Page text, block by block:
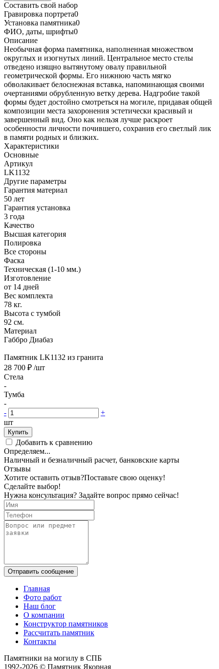
Составить свой набор
Гравировка портрета0
Установка памятника0
ФИО, даты, шрифты0
Описание
Необычная форма памятника, наполненная множеством
округлых и изогнутых линий. Центральное место стелы
отведено изящно вытянутому овалу правильной
геометрической формы. Его нижнюю часть мягко
обволакивает белоснежная вставка, напоминающая своими
очертаниями обрубленную ветку дерева. Надгробие такой
формы будет достойно смотреться на могиле, придавая общей
композиции места захоронения эстетически красивый и
завершенный вид. Оно как нельзя лучше раскроет
особенности личности почившего, сохранив его светлый лик
в памяти родных и близких.
Характеристики
Основные
Артикул
LK1132
Другие параметры
Гарантия материал
50 лет
Гарантия установка
3 года
Качество
Высшая категория
Полировка
Все стороны
Фаска
Техническая (1-10 мм.)
Изготовление
от 14 дней
Вес комплекта
78 кг.
Высота с тумбой
92 см.
Материал
Габбро Диабаз
Памятник LK1132 из гранита
28 700 ₽ /шт
Стела
-
Тумба
-
-
+
шт
Купить
Добавить к сравнению
Определяем...
Наличный и безналичный расчет, банковские карты
Отзывы
Хотите оставить отзыв?Поставьте свою оценку!
Сделайте выбор!
Нужна консультация? Задайте вопрос прямо сейчас!
Отправить сообщение
Главная
Фото работ
Наш блог
О компании
Конструктор памятников
Рассчитать памятник
Контакты
Памятники на могилу в СПБ
1992-2026 © Памятник Якорная